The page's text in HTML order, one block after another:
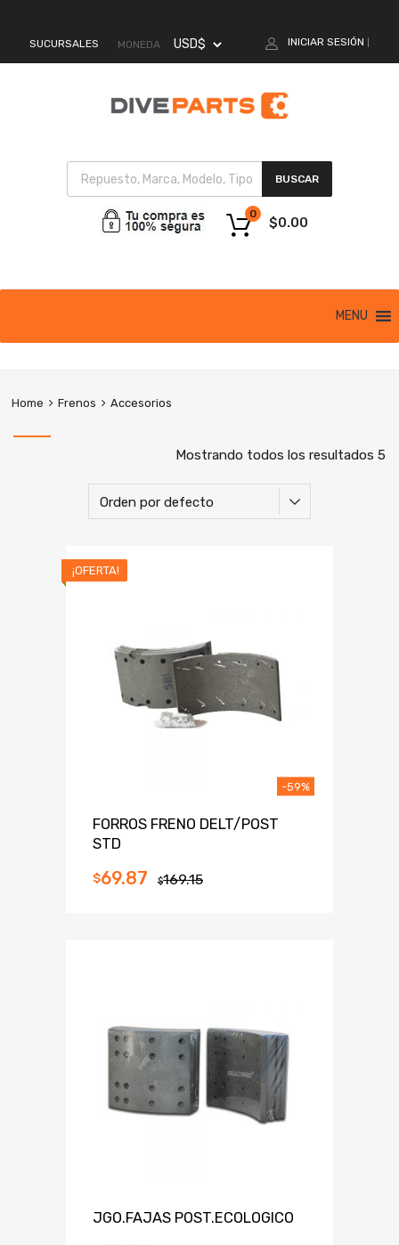
SUCURSALES MONEDA INICIAR SESIÓN
BUSCAR
$0.00
0
MENU
Home Frenos Accesorios
Mostrando todos los resultados 5
¡OFERTA!
FORROS FRENO DELT/POST
STD
$169.15
$69.87
-59%
JGO.FAJAS POST.ECOLOGICO